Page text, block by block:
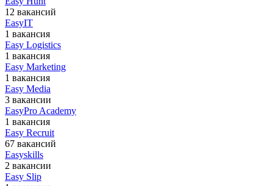
12 вакансий
EasyIT
1 вакансия
Easy Logistics
1 вакансия
Easy Marketing
1 вакансия
Easy Media
3 вакансии
EasyPro Academy
1 вакансия
Easy Recruit
67 вакансий
Easyskills
2 вакансии
Easy Slip